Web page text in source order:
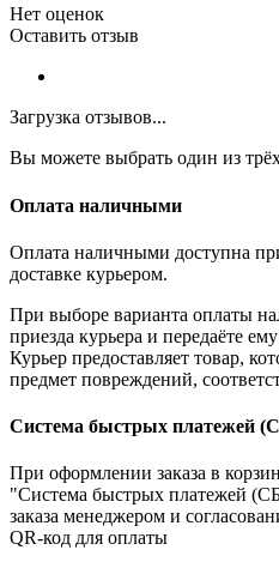
Нет оценок
Оставить отзыв
Загрузка отзывов...
Вы можете выбрать один из
Оплата наличными
Оплата наличными доступна
доставке курьером.
При выборе варианта оплаты
приезда курьера и передаёте
Курьер предоставляет товар,
предмет повреждений,
Система быстрых платежей
При оформлении заказа в
"Система быстрых платежей
заказа менеджером и
QR-код для оплаты